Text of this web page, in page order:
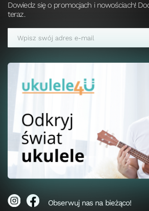
Dowiedz się o promocjach i nowościach!
teraz.
Obserwuj nas na bieżąco!